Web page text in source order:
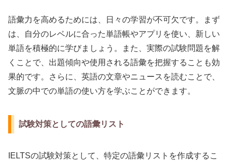
語彙力を高めるためには、日々の学習が不可欠です。まず
は、自分のレベルに合った単語帳やアプリを使い、新しい
単語を積極的に学びましょう。また、実際の試験問題を解
くことで、出題傾向や使用される語彙を把握することも効
果的です。さらに、英語の文章やニュースを読むことで、
文脈の中での単語の使い方を学ぶことができます。
試験対策としての語彙リスト
IELTSの試験対策として、特定の語彙リストを作成するこ